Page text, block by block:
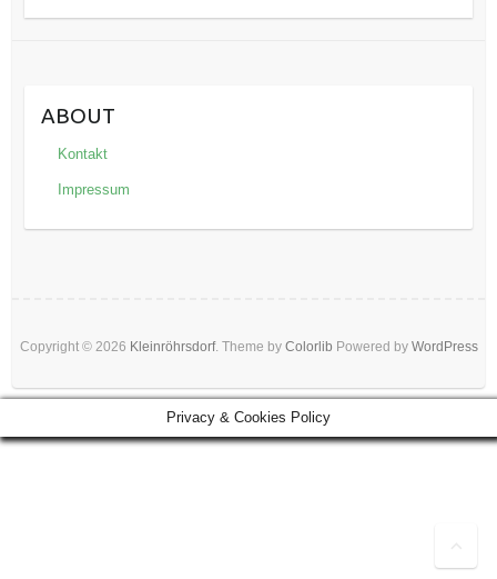
ABOUT
Kontakt
Impressum
Copyright © 2026 Kleinröhrsdorf. Theme by Colorlib Powered by WordPress
Privacy & Cookies Policy